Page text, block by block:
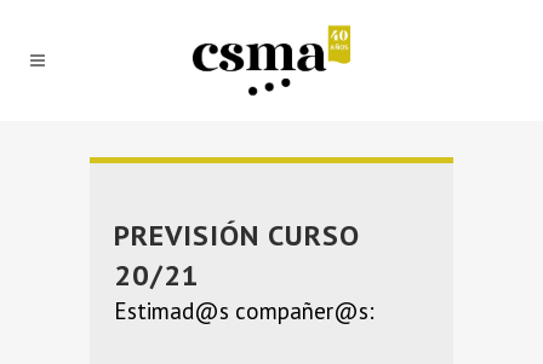
PREVISIÓN CURSO
20/21
Estimad@s compañer@s: